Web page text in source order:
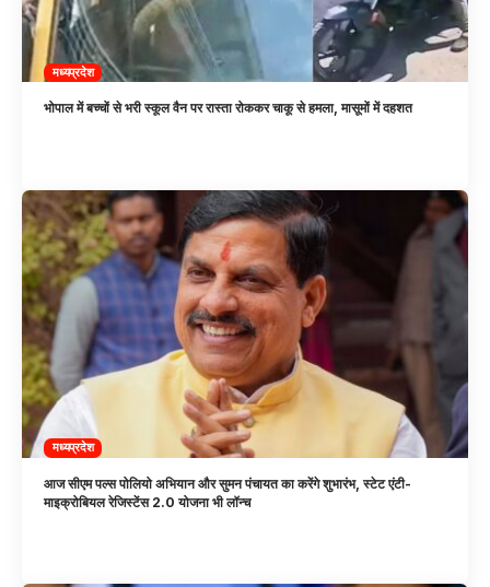
मध्यप्रदेश
भोपाल में बच्चों से भरी स्कूल वैन पर रास्ता रोककर चाकू से हमला, मासूमों में दहशत
मध्यप्रदेश
आज सीएम पल्स पोलियो अभियान और सुमन पंचायत का करेंगे शुभारंभ, स्टेट एंटी-
माइक्रोबियल रेजिस्टेंस 2.0 योजना भी लॉन्च